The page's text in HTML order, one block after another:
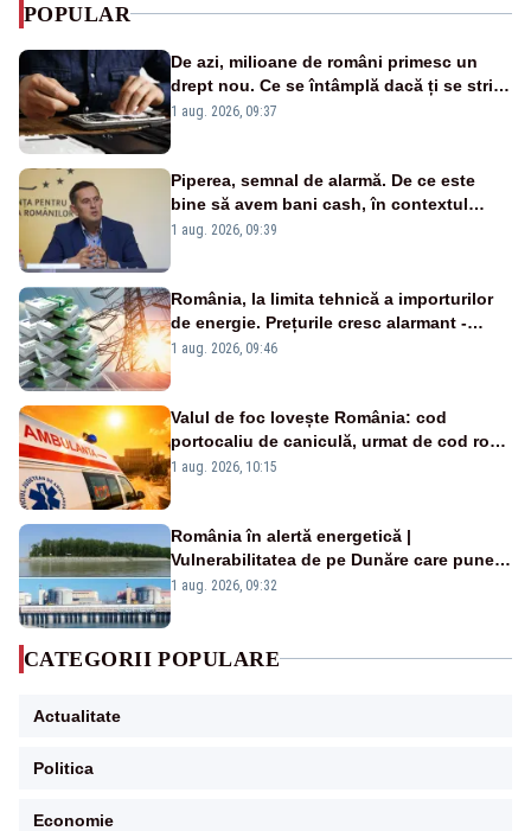
POPULAR
De azi, milioane de români primesc un
drept nou. Ce se întâmplă dacă ți se strică
un produs
1 aug. 2026, 09:37
Piperea, semnal de alarmă. De ce este
bine să avem bani cash, în contextul
alertei energetice?
1 aug. 2026, 09:39
România, la limita tehnică a importurilor
de energie. Prețurile cresc alarmant -
Analiză Realitatea Plus
1 aug. 2026, 09:46
Valul de foc lovește România: cod
portocaliu de caniculă, urmat de cod roșu
duminică. Temperaturile urcă spre 40°C
1 aug. 2026, 10:15
România în alertă energetică |
Vulnerabilitatea de pe Dunăre care pune
în pericol Centrala Cernavodă era
1 aug. 2026, 09:32
CATEGORII POPULARE
Actualitate
Politica
Economie